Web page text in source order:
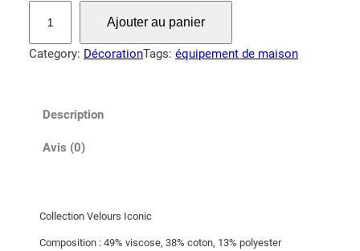
a
Ajouter au panier
Category: DécorationTags: équipement de maison
Description
Avis (0)
Collection Velours Iconic
Composition : 49% viscose, 38% coton, 13% polyester